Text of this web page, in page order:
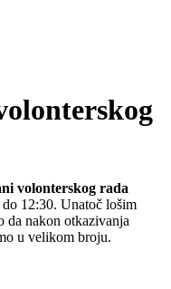
volonterskog rada
12:30. Unatoč lošim
da nakon otkazivanja
u velikom broju.